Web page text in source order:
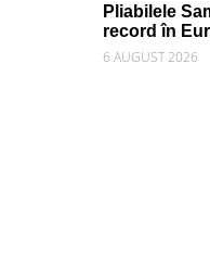
Pliabilele
record în
6 AUGUST 2026